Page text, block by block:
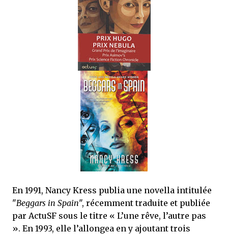
que Thomas connaissait et appréciait Olivier. Marlowe découvre une ville qu’il
ne connaissait pas, habitée par la méfiance, la peur et le rigorisme de la Ligue,
une ville pleine de mystères et de vieilles rancœurs. La Dame d...
En 1991, Nancy Kress publia une novella intitulée
"Beggars in Spain", récemment traduite et publiée
par ActuSF sous le titre « L’une rêve, l’autre pas
». En 1993, elle l’allongea en y ajoutant trois